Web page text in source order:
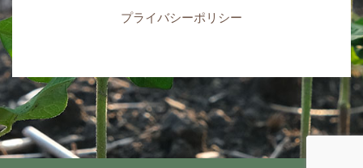
プライバシーポリシー